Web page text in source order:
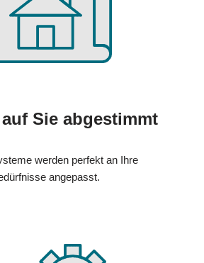
Sie abgestimmt
werden perfekt an Ihre
angepasst.